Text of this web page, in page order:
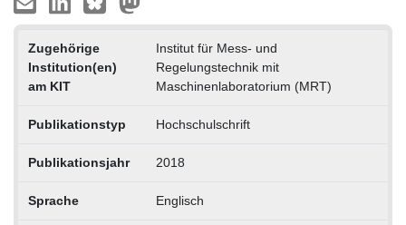
Zugehörige
Institution(en)
am KIT
Institut für Mess- und
Regelungstechnik mit
Maschinenlaboratorium (MRT)
Publikationstyp Hochschulschrift
Publikationsjahr 2018
Sprache Englisch